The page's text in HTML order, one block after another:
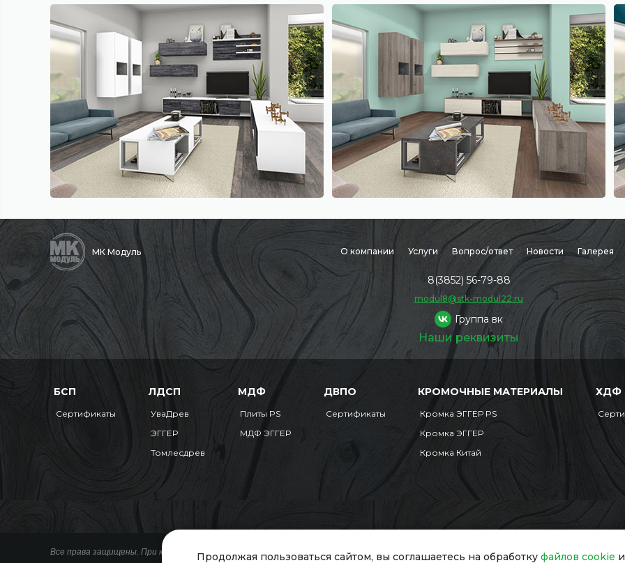
МК Модуль О компании Услуги Вопрос/ответ Новости Галерея
8(3852) 56-79-88
modul8@stk-modul22.ru
Группа вк
Наши реквизиты
БСП
Сертификаты
ЛДСП
УваДрев
ЭГГЕР
Томлесдрев
МДФ
Плиты PS
МДФ ЭГГЕР
ДВПО
Сертификаты
КРОМОЧНЫЕ МАТЕРИАЛЫ
Кромка ЭГГЕР PS
Кромка ЭГГЕР
Кромка Китай
ХДФ
Все права защищены. При копировании материалов ссылка на сайт обязательна. Мобильная версия
Продолжая пользоваться сайтом, вы соглашаетесь на обработку файлов cookie и